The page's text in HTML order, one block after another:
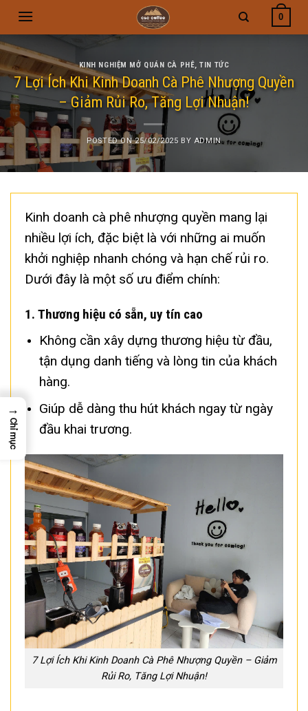
content
0
KINH NGHIỆM MỞ QUÁN CÀ PHÊ,TIN TỨC
7 Lợi Ích Khi Kinh Doanh Cà Phê Nhượng Quyền
– Giảm Rủi Ro, Tăng Lợi Nhuận!
POSTED ON25/02/2025 BY ADMIN
Kinh doanh cà phê nhượng quyền mang lại
nhiều lợi ích, đặc biệt là với những ai muốn
khởi nghiệp nhanh chóng và hạn chế rủi ro.
Dưới đây là một số ưu điểm chính:
1. Thương hiệu có sẵn, uy tín cao
Không cần xây dựng thương hiệu từ đầu,
tận dụng danh tiếng và lòng tin của khách
hàng.
Giúp dễ dàng thu hút khách ngay từ ngày
đầu khai trương.
7 Lợi Ích Khi Kinh Doanh Cà Phê Nhượng Quyền – Giảm
Rủi Ro, Tăng Lợi Nhuận!
→
Chỉ mục